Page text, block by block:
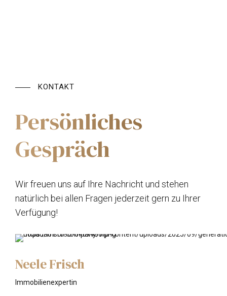
KONTAKT
Persönliches
Gespräch
Wir freuen uns auf Ihre Nachricht und stehen
natürlich bei allen Fragen jederzeit gern zu Ihrer
Verfügung!
Neele Frisch
Immobilienexpertin